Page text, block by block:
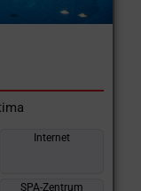
Internet
SPA-Zentrum